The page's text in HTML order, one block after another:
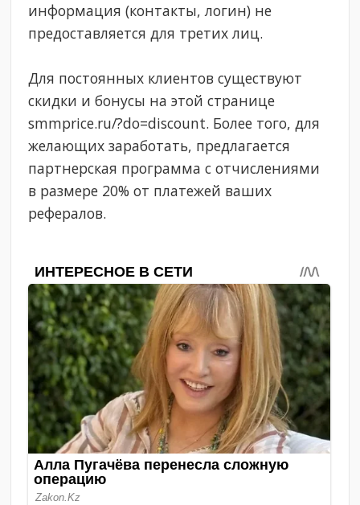
информация (контакты, логин) не
предоставляется для третих лиц.
Для постоянных клиентов существуют
скидки и бонусы на этой странице
smmprice.ru/?do=discount. Более того, для
желающих заработать, предлагается
партнерская программа с отчислениями
в размере 20% от платежей ваших
рефералов.